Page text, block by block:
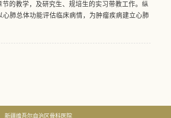
的教学，及研究生、规培生的实习带教工作。纵
肺总体功能评估临床病情，为肿瘤疾病建立心肺
新疆维吾尔自治区骨科医院